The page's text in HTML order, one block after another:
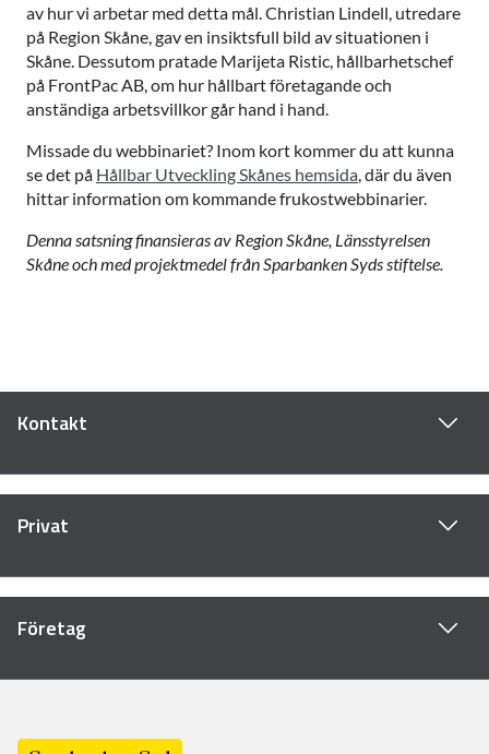
av hur vi arbetar med detta mål. Christian Lindell, utredare
på Region Skåne, gav en insiktsfull bild av situationen i
Skåne. Dessutom pratade Marijeta Ristic, hållbarhetschef
på FrontPac AB, om hur hållbart företagande och
anständiga arbetsvillkor går hand i hand.
Missade du webbinariet? Inom kort kommer du att kunna
se det på Hållbar Utveckling Skånes hemsida , där du även
hittar information om kommande frukostwebbinarier.
Denna satsning finansieras av Region Skåne, Länsstyrelsen
Skåne och med projektmedel från Sparbanken Syds stiftelse.
Kontakt
Privat
Företag